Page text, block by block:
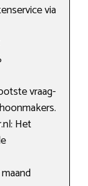
via
vraag-
Het